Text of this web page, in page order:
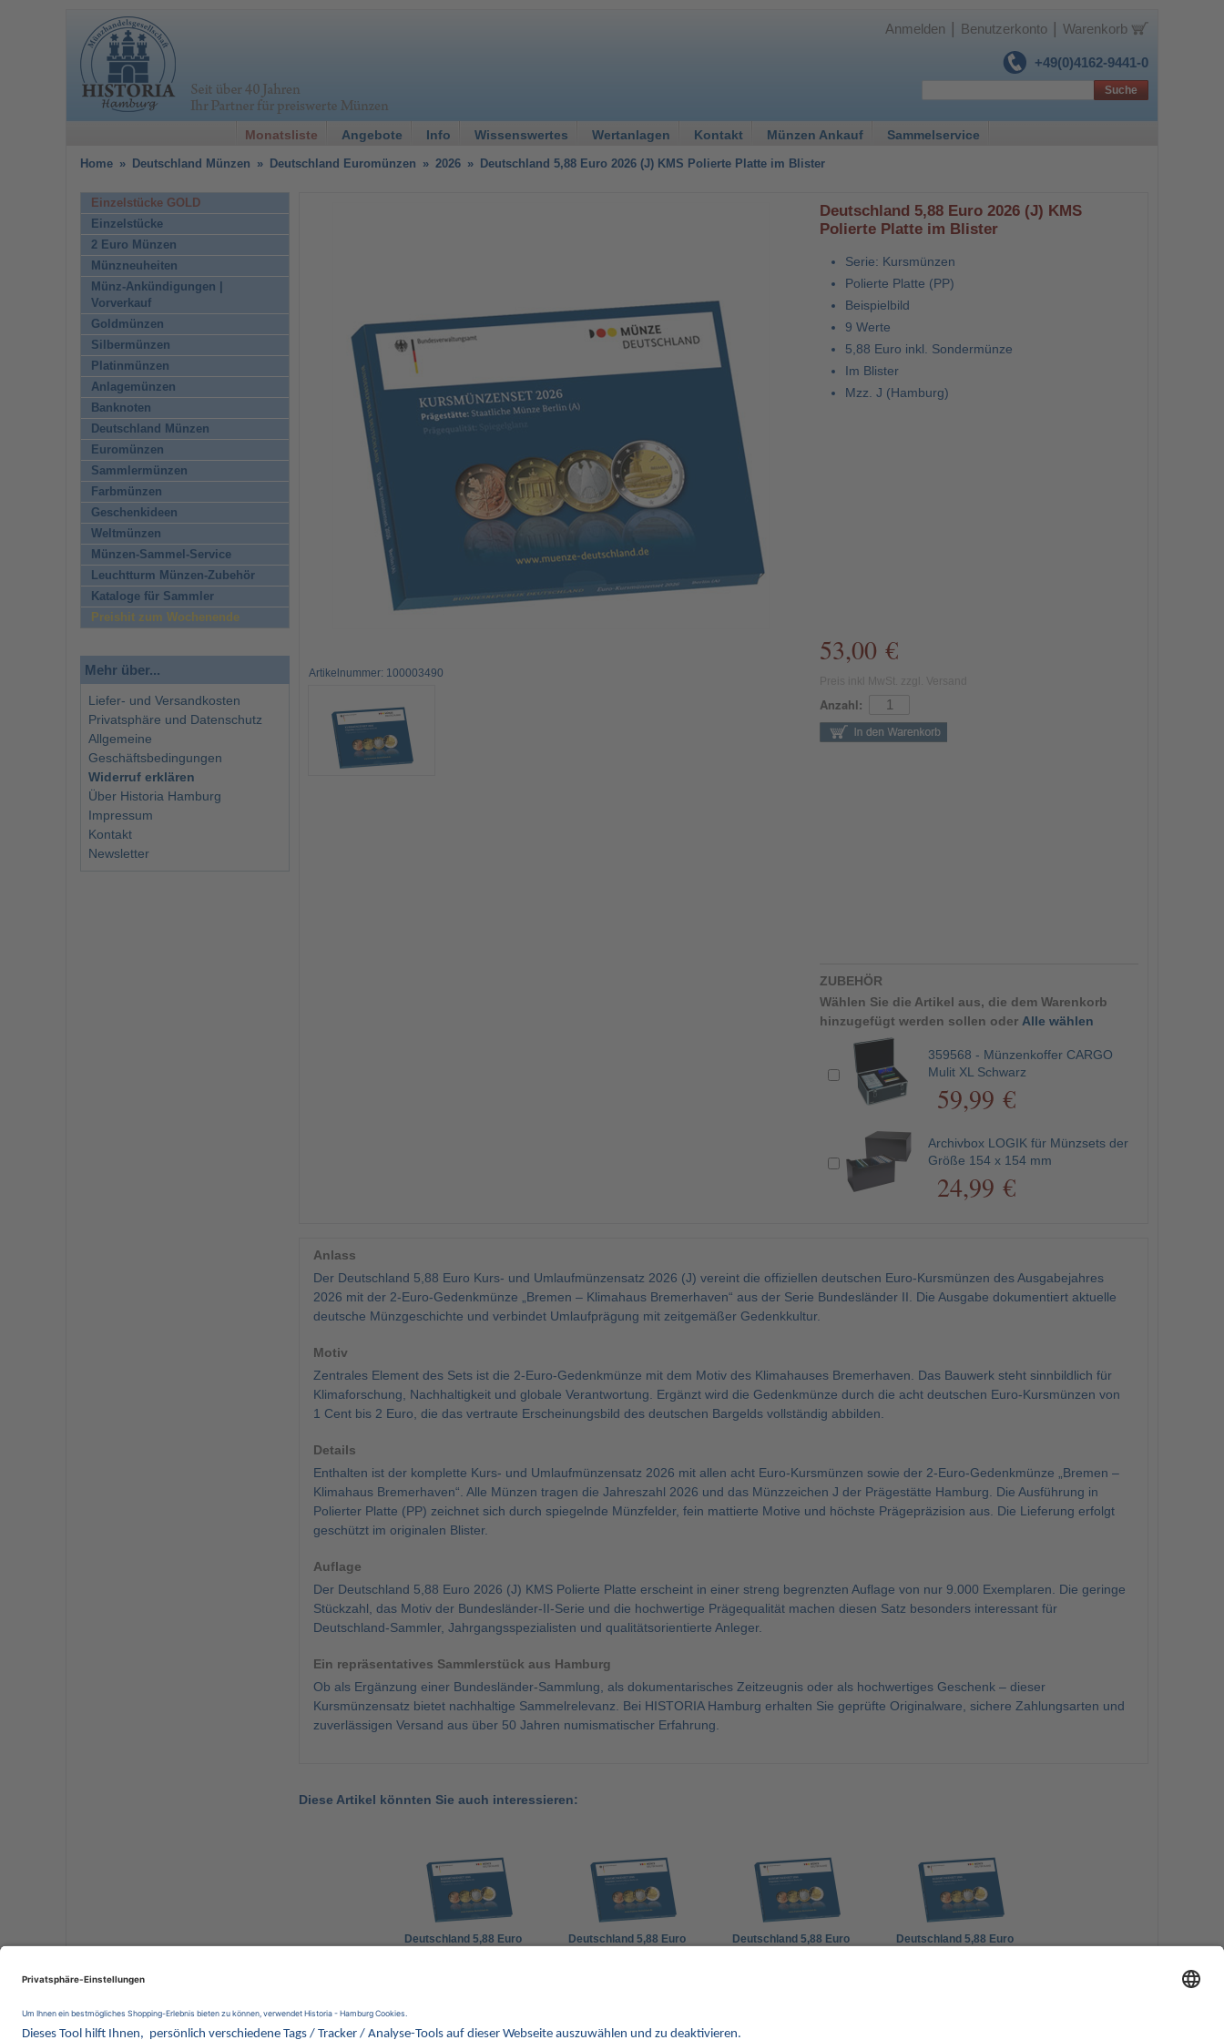
+49(0)4162-9441-0
Anmelden Benutzerkonto Warenkorb
Monatsliste Angebote Info Wissenswertes Wertanlagen Kontakt Münzen Ankauf Sammelservice
Suche
Home » Deutschland Münzen » Deutschland Euromünzen » 2026 » Deutschland 5,88 Euro 2026 (J) KMS Polierte Platte im Blister
Artikelnummer: 100003490
Deutschland 5,88 Euro 2026 (J) KMS
Polierte Platte im Blister
Serie: Kursmünzen
Polierte Platte (PP)
Beispielbild
9 Werte
5,88 Euro inkl. Sondermünze
Im Blister
Mzz. J (Hamburg)
53,00 €
Anzahl:
ZUBEHÖR
Wählen Sie die Artikel aus, die dem Warenkorb
hinzugefügt werden sollen oder Alle wählen
359568 - Münzenkoffer CARGO
Mulit XL Schwarz
59,99 €
Archivbox LOGIK für Münzsets der
Größe 154 x 154 mm
24,99 €
Anlass
Der Deutschland 5,88 Euro Kurs- und Umlaufmünzensatz 2026 (J) vereint die offiziellen deutschen Euro-Kursmünzen des Ausgabejahres
2026 mit der 2-Euro-Gedenkmünze „Bremen – Klimahaus Bremerhaven“ aus der Serie Bundesländer II. Die Ausgabe dokumentiert aktuelle
deutsche Münzgeschichte und verbindet Umlaufprägung mit zeitgemäßer Gedenkkultur.
Motiv
Zentrales Element des Sets ist die 2-Euro-Gedenkmünze mit dem Motiv des Klimahauses Bremerhaven. Das Bauwerk steht sinnbildlich für
Klimaforschung, Nachhaltigkeit und globale Verantwortung. Ergänzt wird die Gedenkmünze durch die acht deutschen Euro-Kursmünzen von
1 Cent bis 2 Euro, die das vertraute Erscheinungsbild des deutschen Bargelds vollständig abbilden.
Details
Enthalten ist der komplette Kurs- und Umlaufmünzensatz 2026 mit allen acht Euro-Kursmünzen sowie der 2-Euro-Gedenkmünze „Bremen –
Klimahaus Bremerhaven“. Alle Münzen tragen die Jahreszahl 2026 und das Münzzeichen J der Prägestätte Hamburg. Die Ausführung in
Polierter Platte (PP) zeichnet sich durch spiegelnde Münzfelder, fein mattierte Motive und höchste Prägepräzision aus. Die Lieferung erfolgt
geschützt im originalen Blister.
Auflage
Der Deutschland 5,88 Euro 2026 (J) KMS Polierte Platte erscheint in einer streng begrenzten Auflage von nur 9.000 Exemplaren. Die geringe
Stückzahl, das Motiv der Bundesländer-II-Serie und die hochwertige Prägequalität machen diesen Satz besonders interessant für
Deutschland-Sammler, Jahrgangsspezialisten und qualitätsorientierte Anleger.
Ein repräsentatives Sammlerstück aus Hamburg
Ob als Ergänzung einer Bundesländer-Sammlung, als dokumentarisches Zeitzeugnis oder als hochwertiges Geschenk – dieser
Kursmünzensatz bietet nachhaltige Sammelrelevanz. Bei HISTORIA Hamburg erhalten Sie geprüfte Originalware, sichere Zahlungsarten und
zuverlässigen Versand aus über 50 Jahren numismatischer Erfahrung.
Diese Artikel könnten Sie auch interessieren:
Deutschland 5,88 Euro
Deutschland 5,88 Euro
Deutschland 5,88 Euro
Deutschland 5,88 Euro
Einzelstücke GOLD
Einzelstücke
2 Euro Münzen
Münzneuheiten
Münz-Ankündigungen |
Vorverkauf
Goldmünzen
Silbermünzen
Platinmünzen
Anlagemünzen
Banknoten
Deutschland Münzen
Euromünzen
Sammlermünzen
Farbmünzen
Geschenkideen
Weltmünzen
Münzen-Sammel-Service
Leuchtturm Münzen-Zubehör
Kataloge für Sammler
Preishit zum Wochenende
Mehr über...
Liefer- und Versandkosten
Privatsphäre und Datenschutz
Allgemeine
Geschäftsbedingungen
Widerruf erklären
Über Historia Hamburg
Impressum
Kontakt
Newsletter